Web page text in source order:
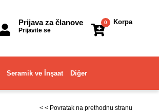
Korpa
0
Prijava za članove
Prijavite se
Seramik ve İnşaat Diğer
< < Povratak na prethodnu stranu